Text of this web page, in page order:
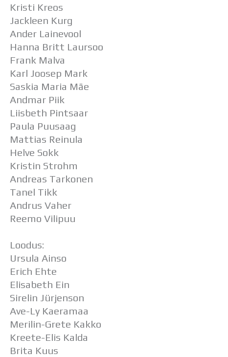
Kristi Kreos
Jackleen Kurg
Ander Lainevool
Hanna Britt Laursoo
Frank Malva
Karl Joosep Mark
Saskia Maria Mäe
Andmar Piik
Liisbeth Pintsaar
Paula Puusaag
Mattias Reinula
Helve Sokk
Kristin Strohm
Andreas Tarkonen
Tanel Tikk
Andrus Vaher
Reemo Vilipuu
Loodus:
Ursula Ainso
Erich Ehte
Elisabeth Ein
Sirelin Jürjenson
Ave-Ly Kaeramaa
Merilin-Grete Kakko
Kreete-Elis Kalda
Brita Kuus